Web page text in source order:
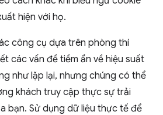
hiện với họ.
công cụ dựa trên phòng thí
các vấn đề tiềm ẩn về hiệu suất
như lặp lại, nhưng chúng có thể
khách truy cập thực sự trải
bạn. Sử dụng dữ liệu thực tế để